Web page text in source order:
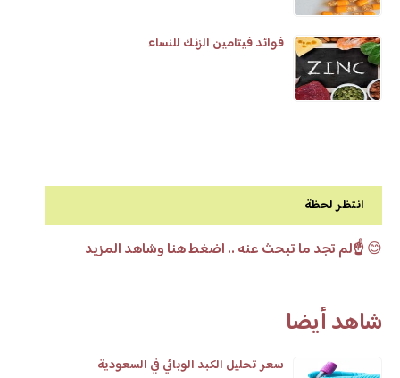
فوائد فيتامين الزنك للنساء
انتظر لحظة
😊☝️لم تجد ما تبحث عنه .. اضغط هنا وشاهد المزيد
شاهد أيضا
سعر تحليل الكبد الوبائي في السعودية